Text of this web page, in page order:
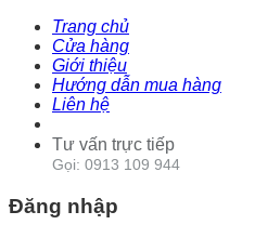
Trang chủ
Cửa hàng
Giới thiệu
Hướng dẫn mua hàng
Liên hệ
Tư vấn trực tiếp
Gọi: 0913 109 944
Đăng nhập